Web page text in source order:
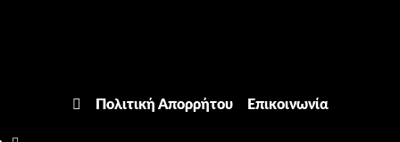
Πολιτική Απορρήτου Επικοινωνία